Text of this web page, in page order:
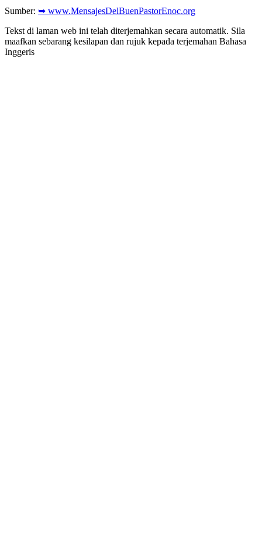
Sumber: ➥ www.MensajesDelBuenPastorEnoc.org
Tekst di laman web ini telah diterjemahkan secara automatik. Sila
maafkan sebarang kesilapan dan rujuk kepada terjemahan Bahasa
Inggeris